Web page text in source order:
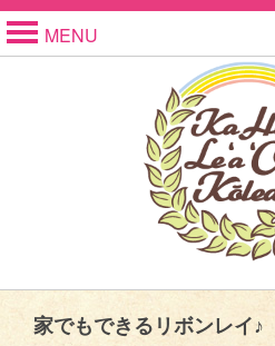
MENU
家でもできるリボンレイ♪